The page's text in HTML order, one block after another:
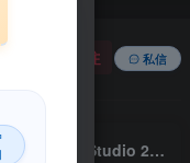
关注 私信
编程开发_Win_Devart LINQ Insight 3.6.10.0 for Visual Studio 2017资源下载地址_百度网盘迅雷BT